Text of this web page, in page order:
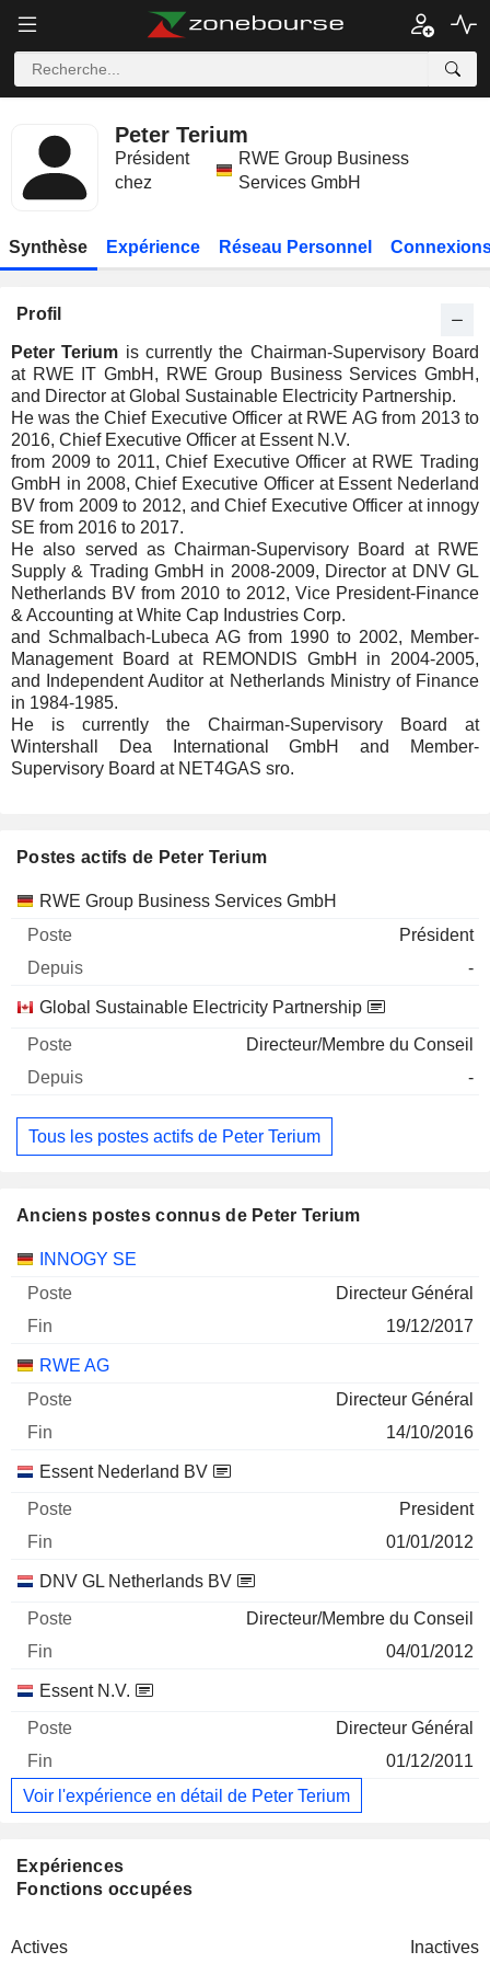
Peter Terium
Président
chez
RWE Group Business
Services GmbH
Synthèse Expérience Réseau Personnel
Profil
Peter Terium is currently the Chairman-Supervisory Board
at RWE IT GmbH, RWE Group Business Services GmbH,
and Director at Global Sustainable Electricity Partnership.
He was the Chief Executive Officer at RWE AG from 2013 to
2016, Chief Executive Officer at Essent N.V.
from 2009 to 2011, Chief Executive Officer at RWE Trading
GmbH in 2008, Chief Executive Officer at Essent Nederland
BV from 2009 to 2012, and Chief Executive Officer at innogy
SE from 2016 to 2017.
He also served as Chairman-Supervisory Board at RWE
Supply & Trading GmbH in 2008-2009, Director at DNV GL
Netherlands BV from 2010 to 2012, Vice President-Finance
& Accounting at White Cap Industries Corp.
and Schmalbach-Lubeca AG from 1990 to 2002, Member-
Management Board at REMONDIS GmbH in 2004-2005,
and Independent Auditor at Netherlands Ministry of Finance
in 1984-1985.
He is currently the Chairman-Supervisory Board at
Wintershall Dea International GmbH and Member-
Supervisory Board at NET4GAS sro.
Postes actifs de Peter Terium
Sociétés Poste Début
RWE Group Business Services GmbH
Président
-
Global Sustainable Electricity Partnership
Directeur/Membre du Conseil
-
Tous les postes actifs de Peter Terium
Anciens postes connus de Peter Terium
Sociétés Poste
INNOGY SE
Directeur Général
19/12/2017
RWE AG
Directeur Général
14/10/2016
Essent Nederland BV
President
01/01/2012
DNV GL Netherlands BV
Directeur/Membre du Conseil
04/01/2012
Essent N.V.
Directeur Général
01/12/2011
Voir l'expérience en détail de Peter Terium
Expériences
Fonctions occupées
Actives Inactives